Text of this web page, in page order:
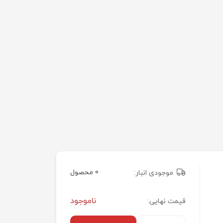
موجودی انبار: 0 محصول
قیمت نهایی: ناموجود